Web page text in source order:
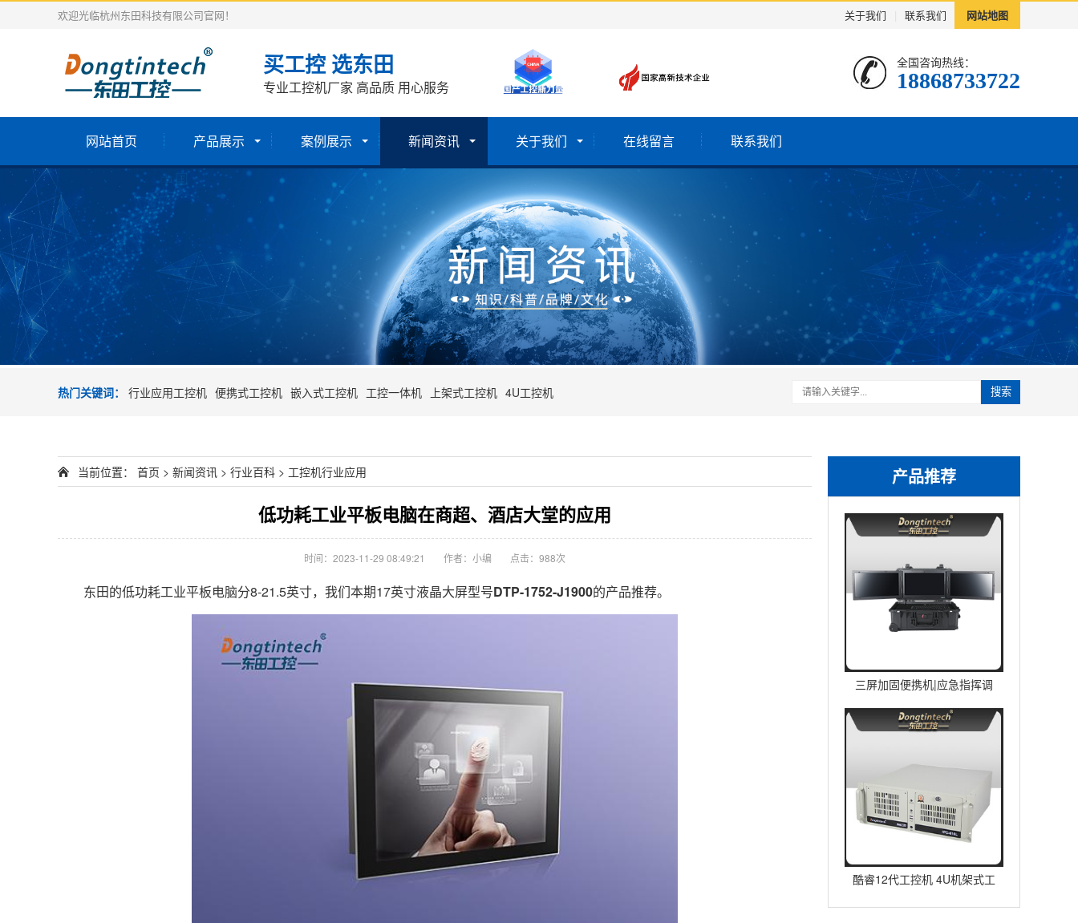
关于我们 联系我们 网站地图
欢迎光临杭州东田科技有限公司官网！
买工控 选东田
专业工控机厂家 高品质 用心服务
全国咨询热线：
18868733722
网站首页 产品展示 案例展示 新闻资讯 关于我们 在线留言 联系我们
热门关键词： 行业应用工控机 便携式工控机 嵌入式工控机 工控一体机 上架式工控机 4U工控机 搜索
产品推荐
三屏加固便携机|应急指挥调
度台移动终端|DTG-U1713-
酷睿12代工控机 4U机架式工
业控制器 DT-610L-IZ
当前位置： 首页 > 新闻资讯 > 行业百科 > 工控机行业应用
低功耗工业平板电脑在商超、酒店大堂的应用
时间：2023-11-29 08:49:21 作者：小编 点击： 988次
东田的低功耗工业平板电脑分8-21.5英寸，我们本期17英寸液晶大屏型号DTP-1752-J1900的产品推荐。